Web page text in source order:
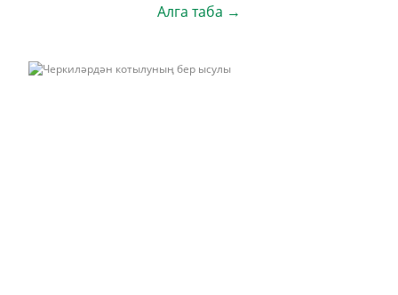
Алга таба →